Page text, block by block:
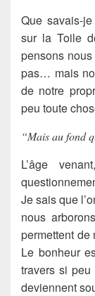
Que savais-
sur la Toile
pensons
pas… mais
de notre
peu toute
“Mais au fond
L’âge
Je sais que
nous
permettent
Le bonheur
travers si
deviennent